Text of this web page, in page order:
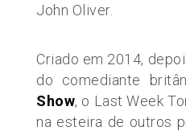
John Oliver.
Criado em 2014,
do comediante
Show, o Last Week
na esteira de outros